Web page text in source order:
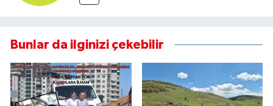
Bunlar da ilginizi çekebilir